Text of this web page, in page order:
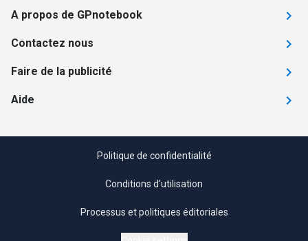
A propos de GPnotebook
Contactez nous
Faire de la publicité
Aide
Politique de confidentialité
Conditions d'utilisation
Processus et politiques éditoriales